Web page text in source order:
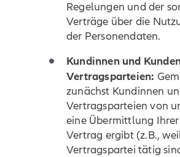
Regelungen und der
Verträge über die
der Personendaten.
Kundinnen und
Vertragsparteien:
zunächst Kundinnen
Vertragsparteien von
eine Übermittlung
Vertrag ergibt (z.B.,
Vertragspartei tätig